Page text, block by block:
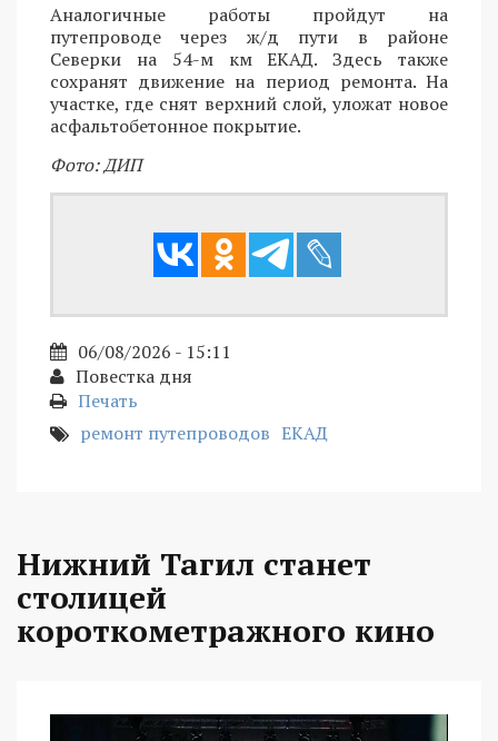
Аналогичные работы пройдут на
путепроводе через ж/д пути в районе
Северки на 54-м км ЕКАД. Здесь также
сохранят движение на период ремонта. На
участке, где снят верхний слой, уложат новое
асфальтобетонное покрытие.
Фото: ДИП
06/08/2026 - 15:11
Повестка дня
Печать
ремонт путепроводов ЕКАД
Нижний Тагил станет
столицей
короткометражного кино